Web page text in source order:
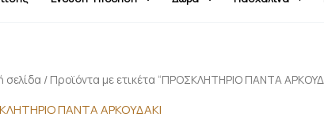
σελίδα / Προϊόντα με ετικέτα “ΠΡΟΣΚΛΗΤΗΡΙΟ ΠΑΝΤΑ
ΠΑΝΤΑ ΑΡΚΟΥΔΑΚΙ